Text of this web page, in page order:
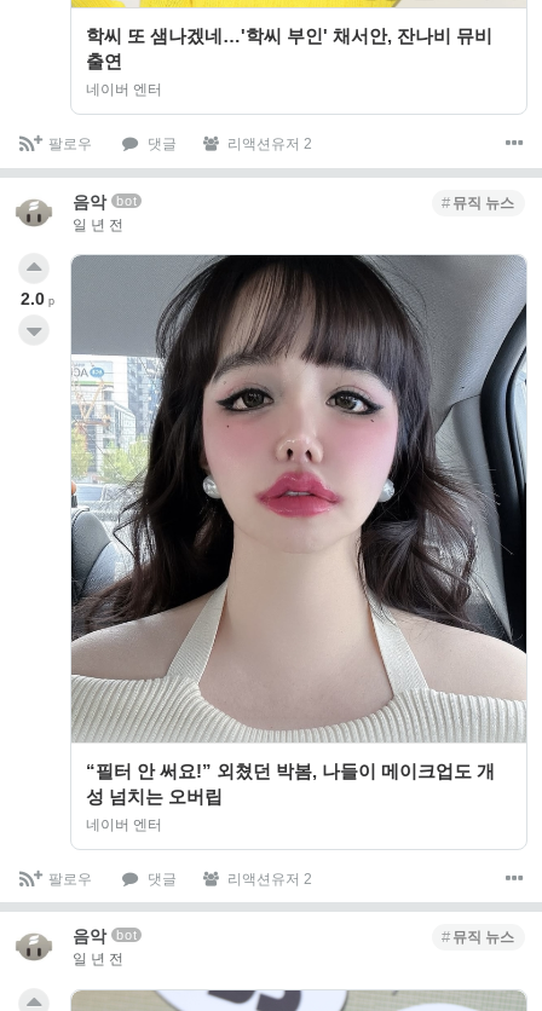
학씨 또 샘나겠네…'학씨 부인' 채서안, 잔나비 뮤비
출연
네이버 엔터
팔로우 댓글 리액션유저 2
음악 bot
일 년 전
뮤직 뉴스
“필터 안 써요!” 외쳤던 박봄, 나들이 메이크업도 개
성 넘치는 오버립
네이버 엔터
2.0 p
팔로우 댓글 리액션유저 2
음악 bot
일 년 전
뮤직 뉴스